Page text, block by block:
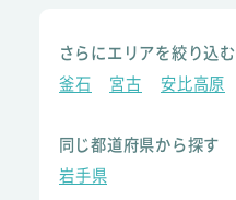
さらにエリアを絞り込む
釜石
宮古 安比高原
同じ都道府県から探す
岩手県